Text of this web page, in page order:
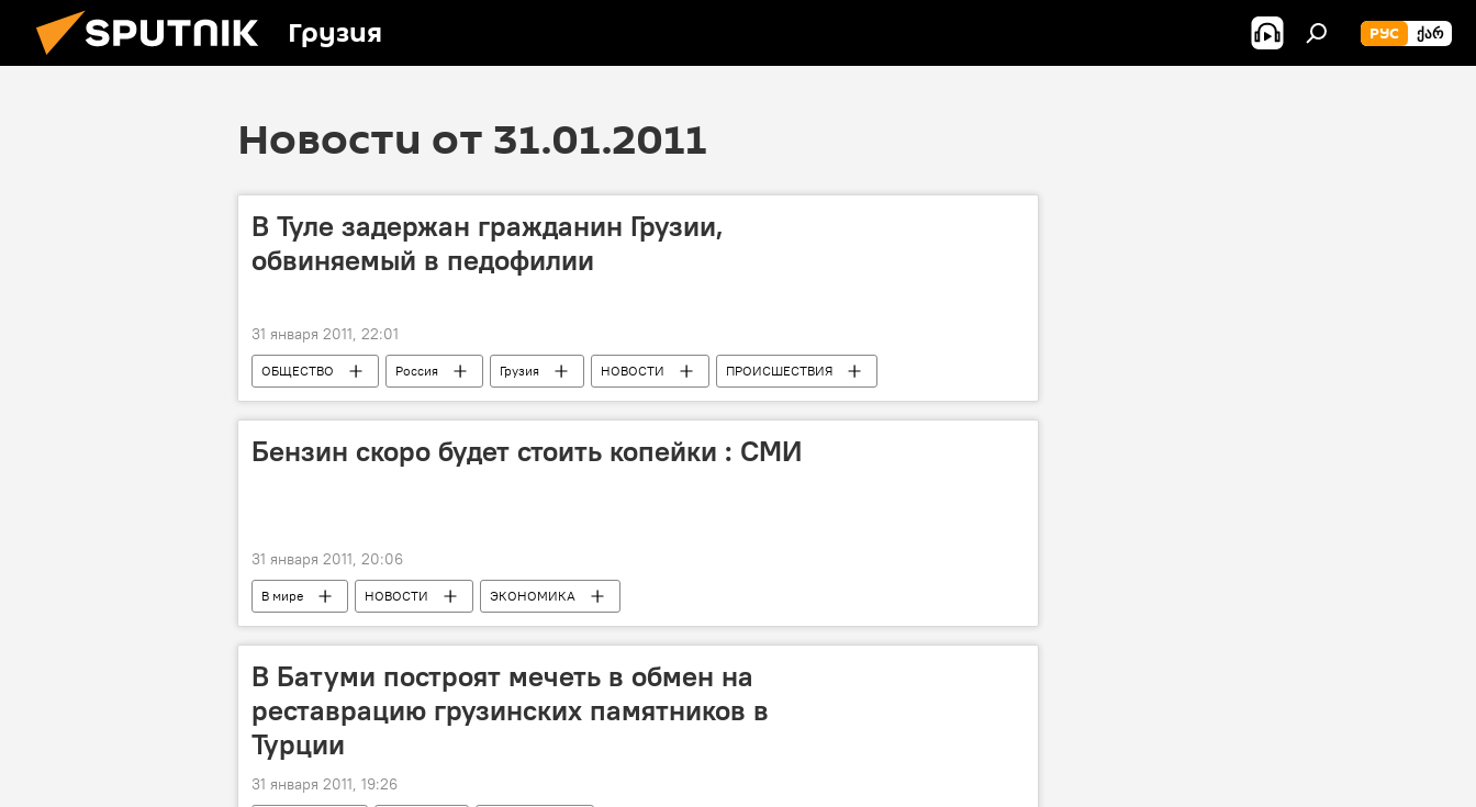
Грузия РУС ᲥᲐᲠ
Новости от 31.01.2011
В Туле задержан гражданин Грузии,
обвиняемый в педофилии
31 января 2011, 22:01
ОБЩЕСТВО Россия Грузия НОВОСТИ ПРОИСШЕСТВИЯ
Бензин скоро будет стоить копейки : СМИ
31 января 2011, 20:06
В мире НОВОСТИ ЭКОНОМИКА
В Батуми построят мечеть в обмен на
реставрацию грузинских памятников в
Турции
31 января 2011, 19:26